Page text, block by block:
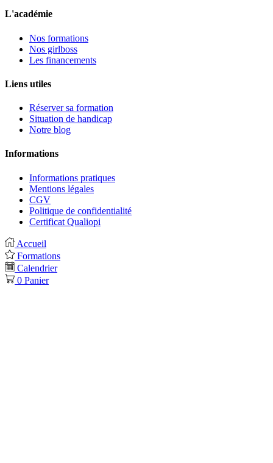
L'académie
Nos formations
Nos girlboss
Les financements
Liens utiles
Réserver sa formation
Situation de handicap
Notre blog
Informations
Informations pratiques
Mentions légales
CGV
Politique de confidentialité
Certificat Qualiopi
Accueil
Formations
Calendrier
0 Panier